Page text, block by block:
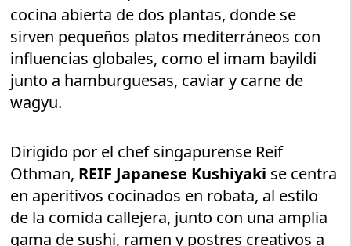
cocina abierta de dos plantas, donde se
sirven pequeños platos mediterráneos con
influencias globales, como el imam bayildi
junto a hamburguesas, caviar y carne de
wagyu.
Dirigido por el chef singapurense Reif
Othman, REIF Japanese Kushiyaki se centra
en aperitivos cocinados en robata, al estilo
de la comida callejera, junto con una amplia
gama de sushi, ramen y postres creativos a